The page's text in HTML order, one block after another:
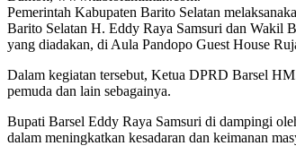
Pemerintah Kabupaten Barito Selatan
Barito Selatan H. Eddy Raya Samsuri dan Wakil
yang diadakan, di Aula Pandopo Guest House
Dalam kegiatan tersebut, Ketua DPRD Barsel
pemuda dan lain sebagainya.
Bupati Barsel Eddy Raya Samsuri di dampingi
dalam meningkatkan kesadaran dan keimanan